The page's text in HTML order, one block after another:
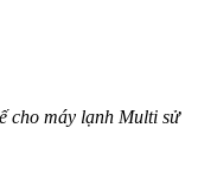
cho máy lạnh Multi sử